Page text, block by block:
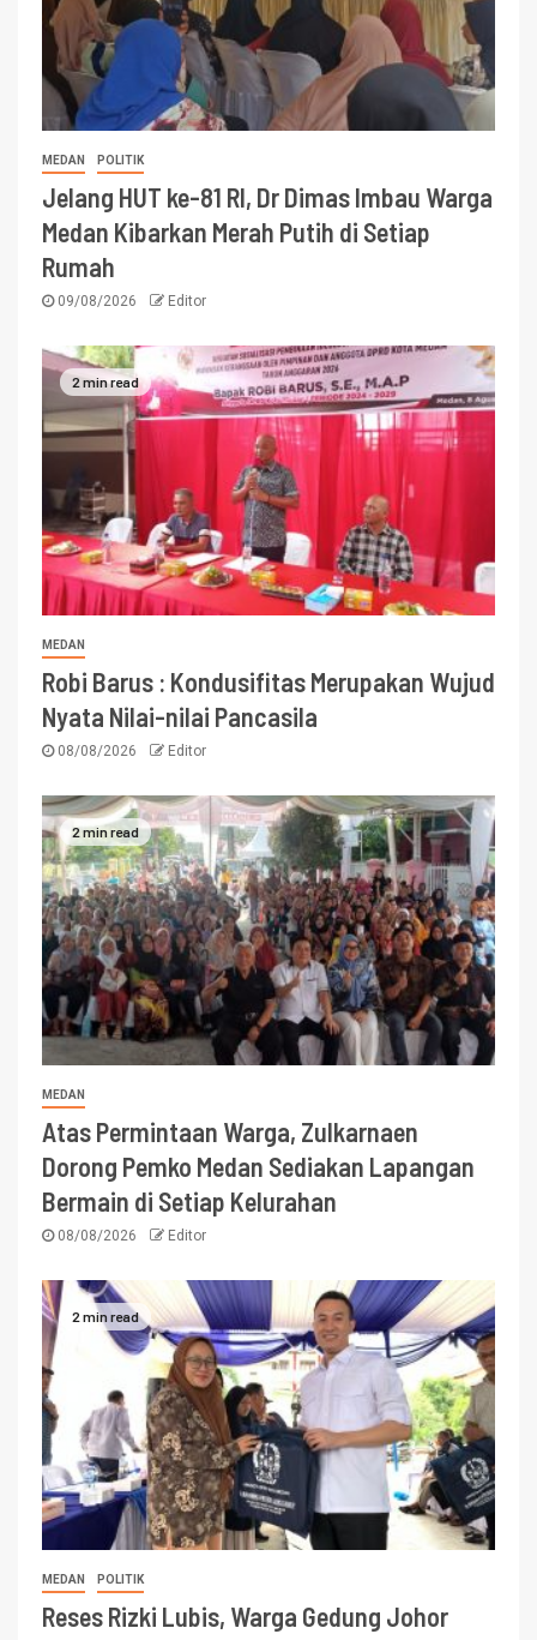
MEDAN POLITIK
Jelang HUT ke-81 RI, Dr Dimas Imbau Warga
Medan Kibarkan Merah Putih di Setiap
Rumah
09/08/2026 Editor
2 min read
MEDAN
Robi Barus : Kondusifitas Merupakan Wujud
Nyata Nilai-nilai Pancasila
08/08/2026 Editor
2 min read
MEDAN
Atas Permintaan Warga, Zulkarnaen
Dorong Pemko Medan Sediakan Lapangan
Bermain di Setiap Kelurahan
08/08/2026 Editor
2 min read
MEDAN POLITIK
Reses Rizki Lubis, Warga Gedung Johor